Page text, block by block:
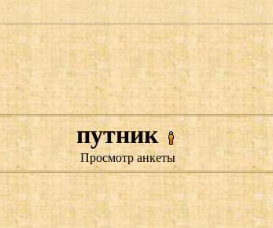
путник
Просмотр анкеты